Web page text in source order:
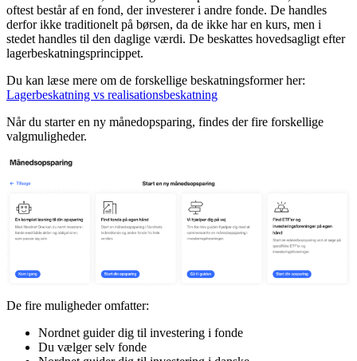
oftest består af en fond, der investerer i andre fonde. De handles
derfor ikke traditionelt på børsen, da de ikke har en kurs, men i
stedet handles til den daglige værdi. De beskattes hovedsagligt efter
lagerbeskatningsprincippet.
Du kan læse mere om de forskellige beskatningsformer her:
Lagerbeskatning vs realisationsbeskatning
Når du starter en ny månedopsparing, findes der fire forskellige
valgmuligheder.
De fire muligheder omfatter:
Nordnet guider dig til investering i fonde
Du vælger selv fonde